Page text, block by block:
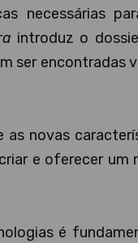
necessárias
introduz o
ser encontradas
novas
e oferecer um
é